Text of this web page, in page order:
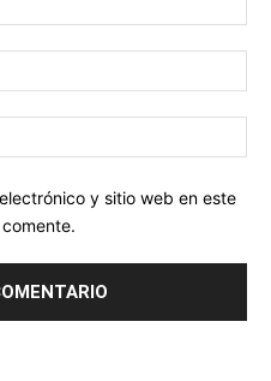
y sitio web en este